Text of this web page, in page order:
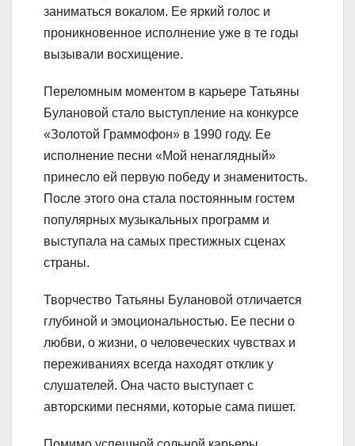
заниматься вокалом. Ее яркий голос и
проникновенное исполнение уже в те годы
вызывали восхищение.
Переломным моментом в карьере Татьяны
Булановой стало выступление на конкурсе
«Золотой Граммофон» в 1990 году. Ее
исполнение песни «Мой ненаглядный»
принесло ей первую победу и знаменитость.
После этого она стала постоянным гостем
популярных музыкальных программ и
выступала на самых престижных сценах
страны.
Творчество Татьяны Булановой отличается
глубиной и эмоциональностью. Ее песни о
любви, о жизни, о человеческих чувствах и
переживаниях всегда находят отклик у
слушателей. Она часто выступает с
авторскими песнями, которые сама пишет.